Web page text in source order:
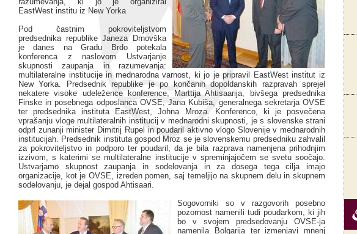
EastWest institu iz New Yorka
Pod častnim pokroviteljstvom
predsednika republike Janeza Drnovška
je danes na Gradu Brdo potekala
konferenca z naslovom Ustvarjanje
skupnosti zaupanja in razumevanja:
multilateralne institucije in mednarodna varnost, ki jo je pripravil EastWest institut iz
New Yorka. Predsednik republike je po končanih dopoldanskih razpravah sprejel
nekatere visoke udeležence konference, Marttija Ahtisaarija, bivšega predsednika
Finske in posebnega odposlanca OVSE, Jana Kubiša, generalnega sekretarja OVSE
ter predsednika instituta EastWest, Johna Mroza. Konferenco, ki je posvečena
vprašanju vloge multilateralnih institucij v mednarodni skupnosti, je s slovenske strani
odprl zunanji minister Dimitrij Rupel in poudaril aktivno vlogo Slovenije v mednarodnih
institucijah. Predsednik instituta gospod Mroz se je slovenskemu predsedniku zahvalil
za pokroviteljstvo in podporo ter poudaril, da je bila razprava namenjena prihodnjim
izzivom, s katerimi se multilateralne institucije v spreminjajočem se svetu soočajo.
Ustvarjamo skupnost zaupanja in sodelovanja in za dosega tega cilja imajo
organizacije, kot je OVSE, izreden pomen, saj temeljijo na skupnem delu in skupnem
sodelovanju, je dejal gospod Ahtisaari.
Sogovorniki so v razgovorih posebno
pozornost namenili tudi poudarkom, ki jih
bo v svojem predsedovanju OVSE-ja
namenila Bolgarija ter izmenjavi mnenj